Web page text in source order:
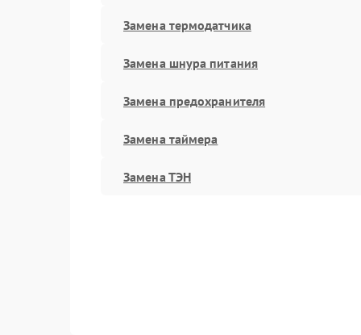
Замена термодатчика
Замена шнура питания
Замена предохранителя
Замена таймера
Замена ТЭН